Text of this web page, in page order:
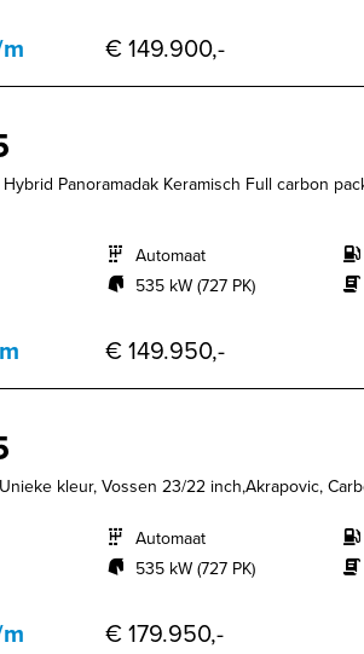
€ 149.900,-
Panoramadak Keramisch Full carbon
Automaat
535 kW (727 PK)
€ 149.950,-
kleur, Vossen 23/22 inch,Akrapovic,
Automaat
535 kW (727 PK)
€ 179.950,-